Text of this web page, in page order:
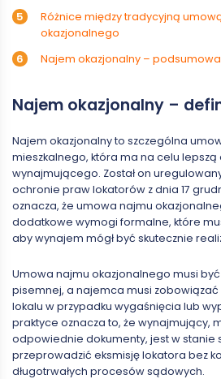
Różnice między tradycyjną
okazjonalnego
Najem okazjonalny –
Najem okazjonalny –
Najem okazjonalny to szczególna
mieszkalnego, która ma na celu
wynajmującego. Został on
ochronie praw lokatorów z dnia 17
oznacza, że umowa najmu
dodatkowe wymogi formalne, które
aby wynajem mógł być skutecznie
Umowa najmu okazjonalnego musi
pisemnej, a najemca musi zobowiązać
lokalu w przypadku wygaśnięcia lub
praktyce oznacza to, że wynajmujący,
odpowiednie dokumenty, jest w stanie
przeprowadzić eksmisję lokatora bez
długotrwałych procesów sądowych.